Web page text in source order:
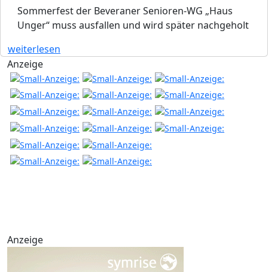
Sommerfest der Beveraner Senioren-WG „Haus
Unger“ muss ausfallen und wird später nachgeholt
weiterlesen
Anzeige
Anzeige